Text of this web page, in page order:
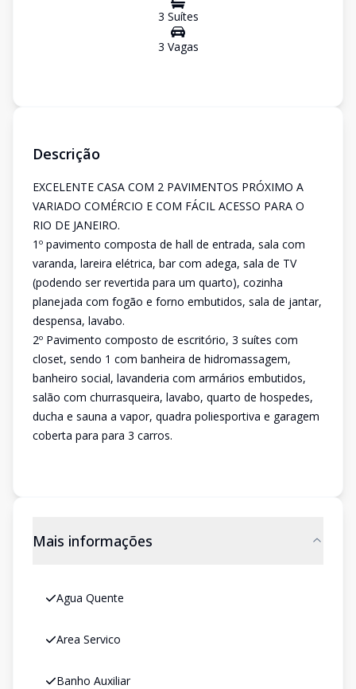
3 Suítes
3 Vagas
Descrição
EXCELENTE CASA COM 2 PAVIMENTOS PRÓXIMO A
VARIADO COMÉRCIO E COM FÁCIL ACESSO PARA O
RIO DE JANEIRO.
1º pavimento composta de hall de entrada, sala com
varanda, lareira elétrica, bar com adega, sala de TV
(podendo ser revertida para um quarto), cozinha
planejada com fogão e forno embutidos, sala de jantar,
despensa, lavabo.
2º Pavimento composto de escritório, 3 suítes com
closet, sendo 1 com banheira de hidromassagem,
banheiro social, lavanderia com armários embutidos,
salão com churrasqueira, lavabo, quarto de hospedes,
ducha e sauna a vapor, quadra poliesportiva e garagem
coberta para para 3 carros.
Mais informações
Agua Quente
Area Servico
Banho Auxiliar